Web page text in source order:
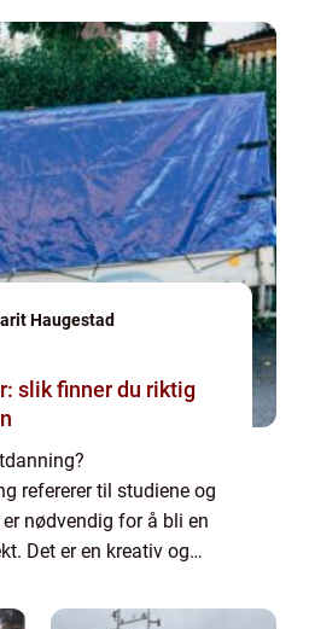
Haugestad
slik finner du riktig
refererer til studiene og
nødvendig for å bli en
Det er en kreativ og
for å skape funksjonelle